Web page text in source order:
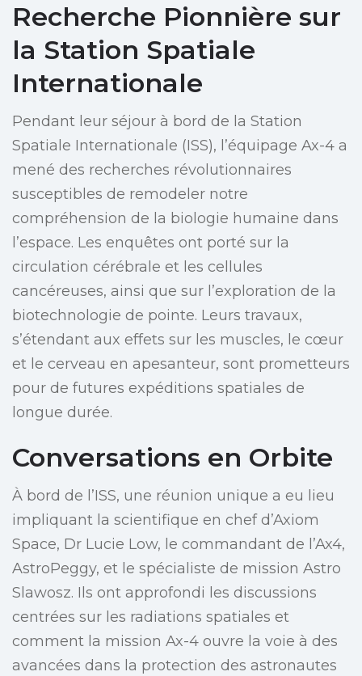
Recherche Pionnière sur
la Station Spatiale
Internationale
Pendant leur séjour à bord de la Station
Spatiale Internationale (ISS), l’équipage Ax-4 a
mené des recherches révolutionnaires
susceptibles de remodeler notre
compréhension de la biologie humaine dans
l’espace. Les enquêtes ont porté sur la
circulation cérébrale et les cellules
cancéreuses, ainsi que sur l’exploration de la
biotechnologie de pointe. Leurs travaux,
s’étendant aux effets sur les muscles, le cœur
et le cerveau en apesanteur, sont prometteurs
pour de futures expéditions spatiales de
longue durée.
Conversations en Orbite
À bord de l’ISS, une réunion unique a eu lieu
impliquant la scientifique en chef d’Axiom
Space, Dr Lucie Low, le commandant de l’Ax4,
AstroPeggy, et le spécialiste de mission Astro
Slawosz. Ils ont approfondi les discussions
centrées sur les radiations spatiales et
comment la mission Ax-4 ouvre la voie à des
avancées dans la protection des astronautes